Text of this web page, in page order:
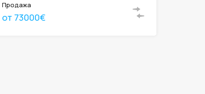
Продажа
от 73000€